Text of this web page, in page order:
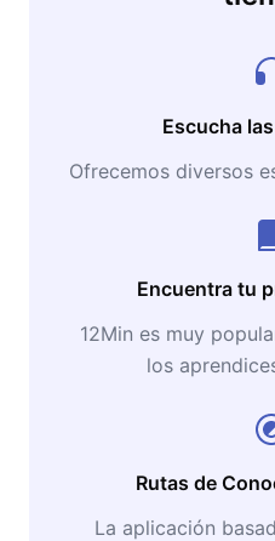
Escucha
Ofrecemos diversos
Encuentra tu
12Min es muy
los
Rutas de
La aplicación